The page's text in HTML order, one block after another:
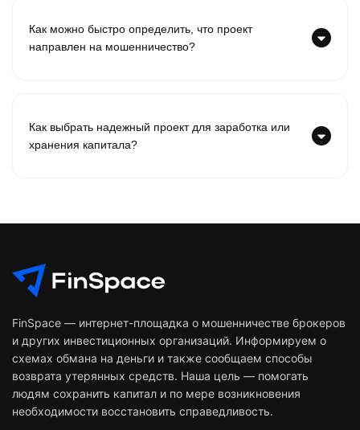
Как можно быстро определить, что проект
направлен на мошенничество?
Как выбрать надежный проект для заработка или
хранения капитала?
FinSpace — интернет-площадка о мошенничестве брокеров
и других инвестиционных организаций. Информируем о
схемах обмана на деньги и также сообщаем способы
возврата утерянных средств. Наша цель — помогать
людям сохранить капитал и по мере возникновения
необходимости восстановить справедливость.